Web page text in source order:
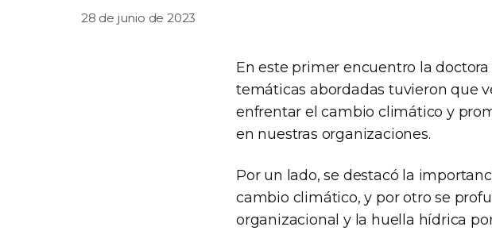
28 de junio de 2023
En este primer encuentro la
temáticas abordadas tuvieron que
enfrentar el cambio climático y
en nuestras organizaciones.
Por un lado, se destacó la
cambio climático, y por otro se
organizacional y la huella hídrica